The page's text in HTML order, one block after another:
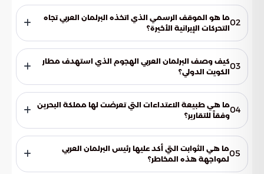
02ما هو الموقف الرسمي الذي اتخذه البرلمان العربي تجاه
التحركات الإيرانية الأخيرة؟
التي استهدفت سيادة دولتي الكويت والبحرين. واعتبر البرلمان هذه
التصرفات خرقاً فاضحاً لجميع الأعراف والمواثيق الدولية، مشدداً
على أنها تمثل تهديداً مباشراً لأمن واستقرار منطقة الخليج العربي
وتوازناتها الاستراتيجية.
03كيف وصف البرلمان العربي الهجوم الذي استهدف مطار
الكويت الدولي؟
واستهدف مبنى الركاب في مطار الكويت الدولي بأنه اعتداء سافر
على منشأة مدنية حيوية. وأشار إلى أن هذا العمل نتج عنه إصابات
بين المدنيين وأضرار مادية جسيمة في البنية التحتية، مما يعكس
تصعيداً خطيراً يتجاوز التهديدات السياسية.
04ما هي طبيعة الاعتداءات التي تعرضت لها مملكة البحرين
وفقاً للتقارير؟
للصواريخ والطائرات بدون طيار باتجاه مناطق سكنية مأهولة
بالمواطنين والمقيمين. واعتبر البرلمان العربي هذا السلوك تصعيداً
عدوانياً يهدف إلى ترويع الآمنين ويعرض حياة الأبرياء لخطر حقيقي
05ما هي الثوابت التي أكد عليها رئيس البرلمان العربي
لمواجهة هذه المخاطر؟